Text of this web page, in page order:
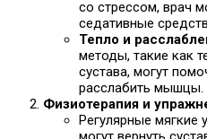
со стрессом, врач
седативные
Тепло и
методы, такие как
сустава, могут
расслабить мышцы.
Физиотерапия и
Регулярные мягкие